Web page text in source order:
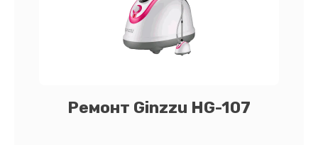
Ремонт Ginzzu HG-107